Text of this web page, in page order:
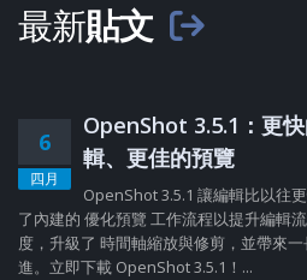
最新貼文
6
四月
OpenShot 3.5.1：更
輯、更佳的預覽
OpenShot 3.5.1 讓編輯比以往
了內建的 優化預覽 工作流程以提升編輯
度，升級了 時間軸縮放與修剪，並帶來
進。立即下載 OpenShot 3.5.1！...